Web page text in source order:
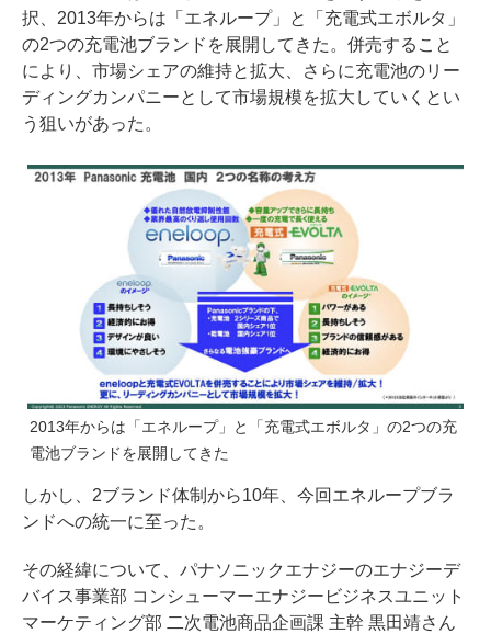
択、2013年からは「エネループ」と「充電式エボルタ」
の2つの充電池ブランドを展開してきた。併売すること
により、市場シェアの維持と拡大、さらに充電池のリー
ディングカンパニーとして市場規模を拡大していくとい
う狙いがあった。
2013年からは「エネループ」と「充電式エボルタ」の2つの充
電池ブランドを展開してきた
しかし、2ブランド体制から10年、今回エネループブラ
ンドへの統一に至った。
その経緯について、パナソニックエナジーのエナジーデ
バイス事業部 コンシューマーエナジービジネスユニット
マーケティング部 二次電池商品企画課 主幹 黒田靖さん